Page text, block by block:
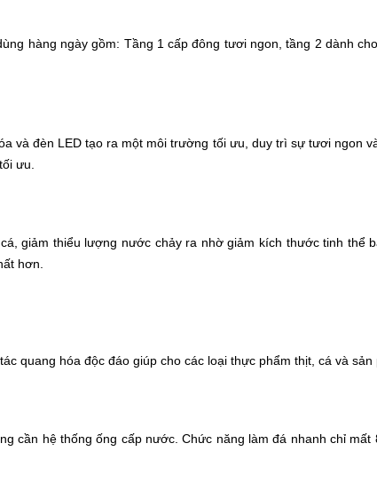
hàng ngày gồm: Tầng 1 cấp đông tươi ngon, tầng 2 dành
và đèn LED tạo ra một môi trường tối ưu, duy trì sự tươi ngon
ưu.
giảm thiểu lượng nước chảy ra nhờ giảm kích thước tinh thể
hơn.
quang hóa độc đáo giúp cho các loại thực phẩm thịt, cá và
cần hệ thống ống cấp nước. Chức năng làm đá nhanh chỉ